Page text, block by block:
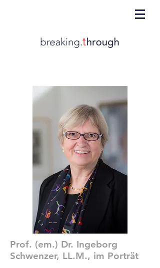
Prof. (em.) Dr. Ingeborg
Schwenzer, LL.M., im Porträt